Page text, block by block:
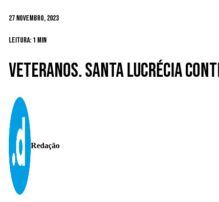
27 Novembro, 2023
Leitura: 1 min
Veteranos. Santa Lucrécia
Redação